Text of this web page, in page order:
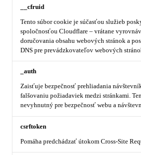
__cfruid
Tento súbor cookie je súčasťou služieb
spoločnosťou Cloudflare – vrátane
doručovania obsahu webových stránok a
DNS pre prevádzkovateľov webových
_auth
Zaisťuje bezpečnosť prehliadania
falšovaniu požiadaviek medzi stránkami.
nevyhnutný pre bezpečnosť webu a
csrftoken
Pomáha predchádzať útokom Cross-Site